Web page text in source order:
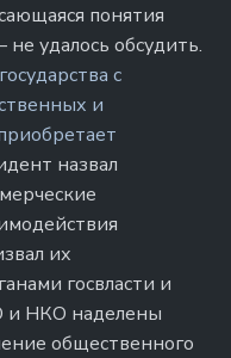
понятия
не удалось обсудить.
с
и
назвал
их
госвласти и
и НКО наделены
общественного